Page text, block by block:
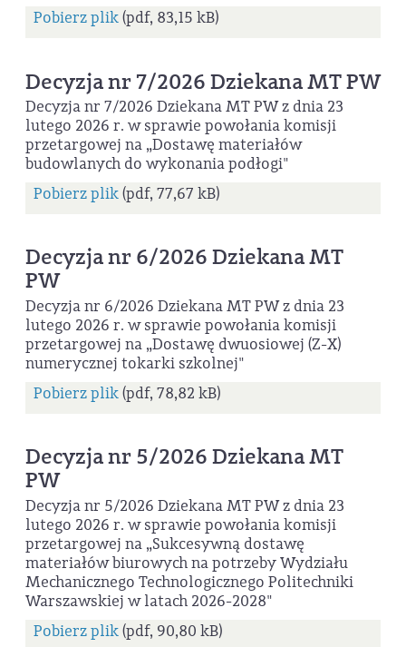
Pobierz plik(pdf, 83,15 kB)
Decyzja nr 7/2026 Dziekana MT PW
Decyzja nr 7/2026 Dziekana MT PW z dnia 23
lutego 2026 r. w sprawie powołania komisji
przetargowej na „Dostawę materiałów
budowlanych do wykonania podłogi"
Pobierz plik(pdf, 77,67 kB)
Decyzja nr 6/2026 Dziekana MT
PW
Decyzja nr 6/2026 Dziekana MT PW z dnia 23
lutego 2026 r. w sprawie powołania komisji
przetargowej na „Dostawę dwuosiowej (Z-X)
numerycznej tokarki szkolnej"
Pobierz plik(pdf, 78,82 kB)
Decyzja nr 5/2026 Dziekana MT
PW
Decyzja nr 5/2026 Dziekana MT PW z dnia 23
lutego 2026 r. w sprawie powołania komisji
przetargowej na „Sukcesywną dostawę
materiałów biurowych na potrzeby Wydziału
Mechanicznego Technologicznego Politechniki
Warszawskiej w latach 2026-2028"
Pobierz plik(pdf, 90,80 kB)